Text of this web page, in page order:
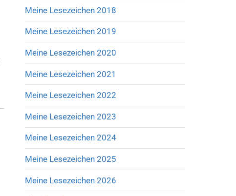
Meine Lesezeichen 2018
Meine Lesezeichen 2019
Meine Lesezeichen 2020
Meine Lesezeichen 2021
Meine Lesezeichen 2022
Meine Lesezeichen 2023
Meine Lesezeichen 2024
Meine Lesezeichen 2025
Meine Lesezeichen 2026